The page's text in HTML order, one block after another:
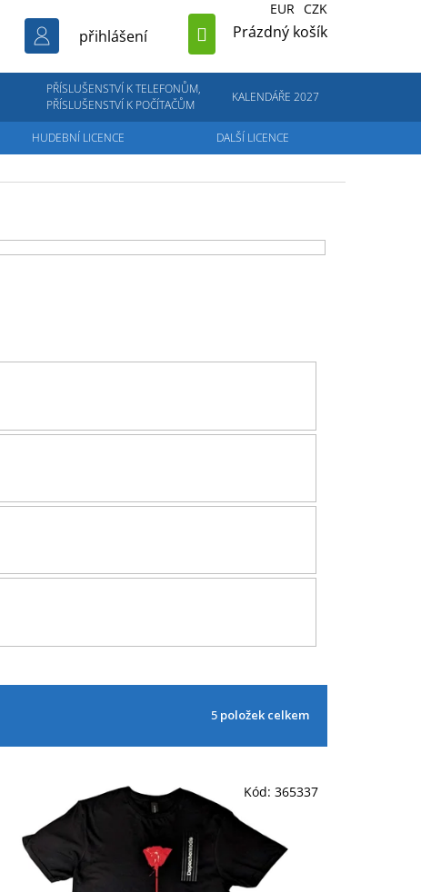
EUR CZK
NÁKUPNÍ
Prázdný košík
přihlášení
PŘÍSLUŠENSTVÍ K TELEFONŮM,
PŘÍSLUŠENSTVÍ K POČÍTAČŮM
KALENDÁŘE 2027
HUDEBNÍ LICENCE
DALŠÍ LICENCE
5 položek celkem
Kód: 365337